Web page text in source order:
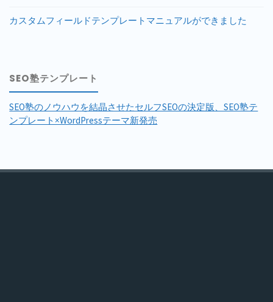
カスタムフィールドテンプレートマニュアルができました
SEO塾テンプレート
SEO塾のノウハウを結晶させたセルフSEOの決定版、SEO塾テ
ンプレート×WordPressテーマ新発売